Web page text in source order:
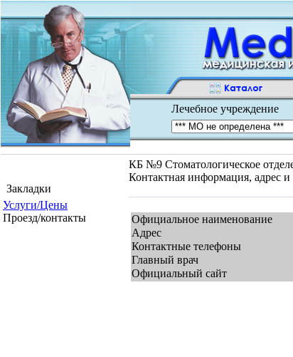
Лечебное учреждение
Закладки
Услуги/Цены
Проезд/контакты
КБ №9 Стоматологическое
Контактная информация, адрес и
Официальное наименование
Адрес
Контактные телефоны
Главный врач
Официальный сайт